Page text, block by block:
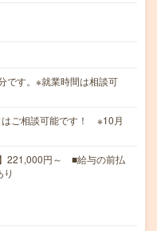
す。※就業時間は相談可
ご相談可能です！ ※10月
221,000円～ ■給与の前払